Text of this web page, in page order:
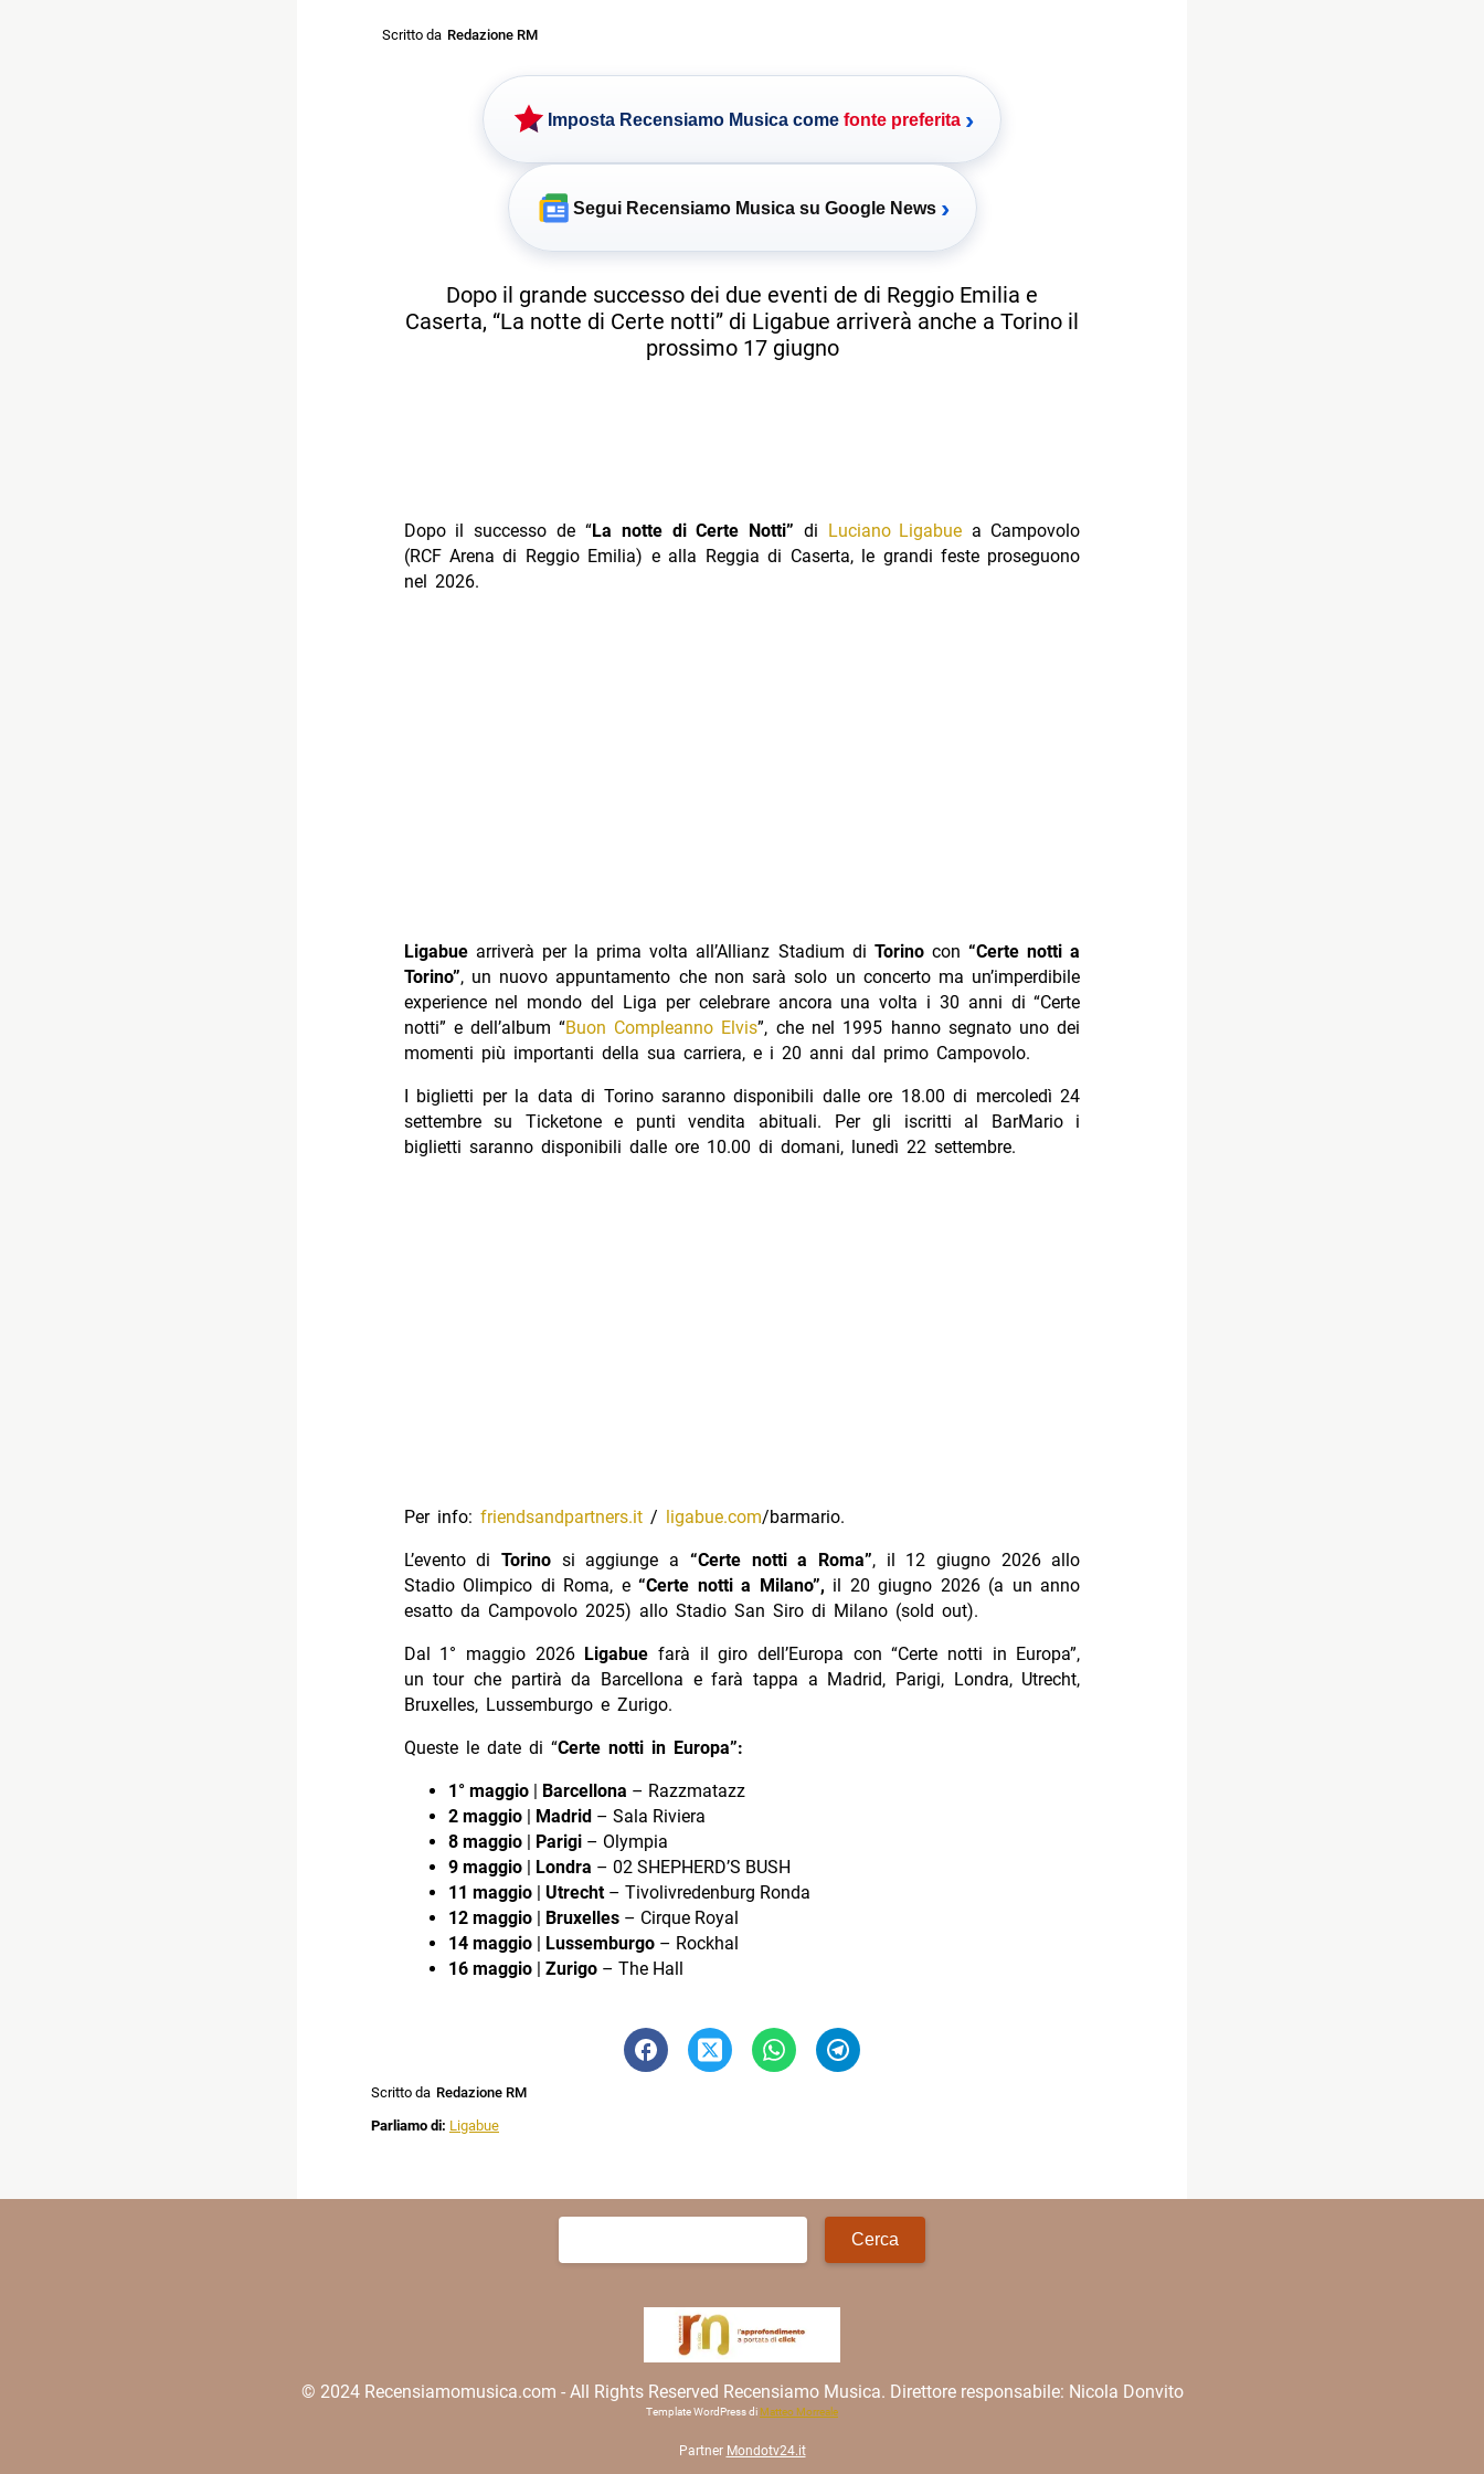
Scritto da Redazione RM
Imposta Recensiamo Musica come fonte preferita ›
Segui Recensiamo Musica su Google News ›
Dopo il grande successo dei due eventi de di Reggio Emilia e
Caserta, “La notte di Certe notti” di Ligabue arriverà anche a Torino il
prossimo 17 giugno
Dopo il successo de “La notte di Certe Notti” di Luciano Ligabuea Campovolo
(RCF Arena di Reggio Emilia) e alla Reggia di Caserta, le grandi feste proseguono
nel 2026.
Ligabuearriverà per la prima volta all’Allianz Stadium di Torinocon “Certe notti a
Torino”, un nuovo appuntamento che non sarà solo un concerto ma un’imperdibile
experience nel mondo del Liga per celebrare ancora una volta i 30 anni di “Certe
notti” e dell’album “Buon Compleanno Elvis”, che nel 1995 hanno segnato uno dei
momenti più importanti della sua carriera, e i 20 anni dal primo Campovolo.
I biglietti per la data di Torino saranno disponibili dalle ore 18.00 di mercoledì 24
settembre su Ticketone e punti vendita abituali. Per gli iscritti al BarMario i
biglietti saranno disponibili dalle ore 10.00 di domani, lunedì 22 settembre.
Per info: friendsandpartners.it/ ligabue.com/barmario.
L’evento di Torinosi aggiunge a “Certe notti a Roma”, il 12 giugno 2026 allo
Stadio Olimpico di Roma, e“Certe notti a Milano”, il 20 giugno 2026 (a un anno
esatto da Campovolo 2025) allo Stadio San Siro di Milano (sold out).
Dal 1° maggio 2026 Ligabue farà il giro dell’Europa con “Certe notti in Europa”,
un tour che partirà da Barcellona e farà tappa a Madrid, Parigi, Londra, Utrecht,
Bruxelles, Lussemburgo e Zurigo.
Queste le date di “Certe notti in Europa”:
1° maggio| Barcellona – Razzmatazz
2 maggio| Madrid – Sala Riviera
8 maggio| Parigi – Olympia
9 maggio| Londra – 02 SHEPHERD’S BUSH
11 maggio| Utrecht – Tivolivredenburg Ronda
12 maggio| Bruxelles– Cirque Royal
14 maggio| Lussemburgo– Rockhal
16 maggio| Zurigo– The Hall
Scritto da Redazione RM
Parliamo di: Ligabue
Ricerca
© 2024 Recensiamomusica.com - All Rights Reserved Recensiamo Musica. Direttore responsabile: Nicola Donvito
Template WordPress di Matteo Morreale
Partner Mondotv24.it